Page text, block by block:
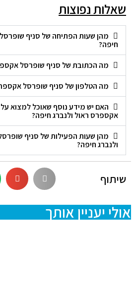
שאלות נפוצות
מהן שעות הפתיחה של סניף
חיפה?
מה הכתובת של סניף שופרסל
מה הטלפון של סניף שופרסל
האם יש מידע נוסף שאוכל למצוא
אקספרס ראול ולנברג חיפה?
מהן שעות הפעילות של סניף
ולנברג חיפה?
שיתוף
אולי יעניין אותך